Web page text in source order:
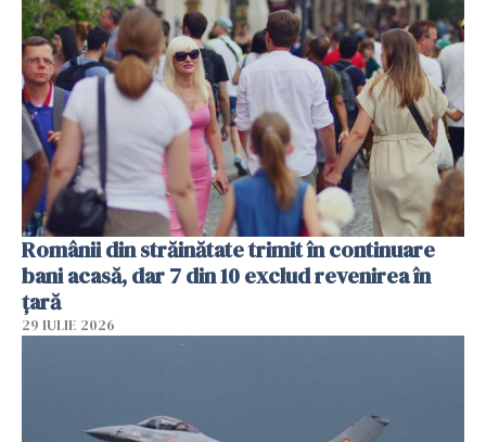
Românii din străinătate trimit în continuare
bani acasă, dar 7 din 10 exclud revenirea în
țară
29 IULIE 2026